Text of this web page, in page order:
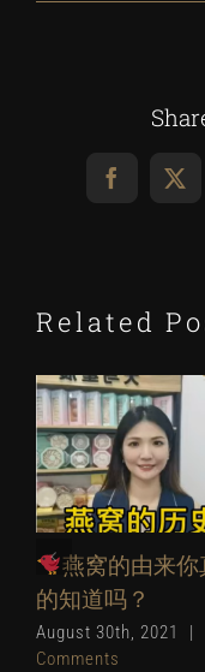
Facebook
X
Related
燕窝的由来你
的知道吗？
August 30th, 2021 |
Comments